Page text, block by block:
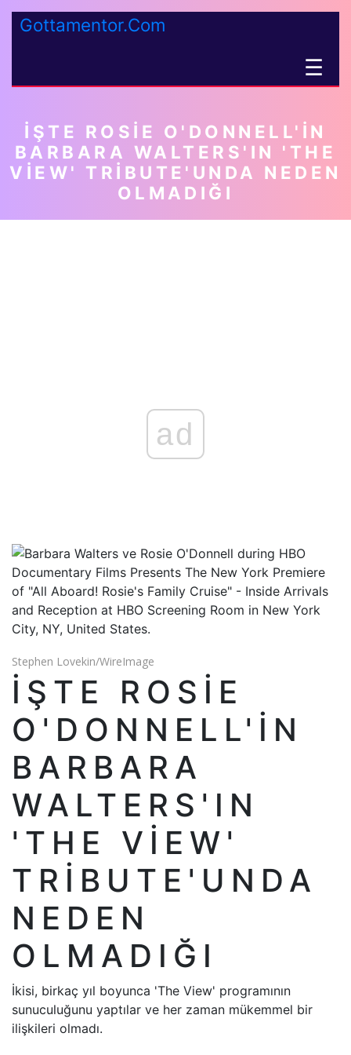
Gottamentor.Com
☰
İŞTE ROSIE O'DONNELL'IN
BARBARA WALTERS'IN 'THE
VIEW' TRIBUTE'UNDA NEDEN
OLMADIĞI
ad
Stephen Lovekin/WireImage
İŞTE ROSIE
O'DONNELL'IN
BARBARA
WALTERS'IN
'THE VIEW'
TRIBUTE'UNDA
NEDEN
OLMADIĞI
İkisi, birkaç yıl boyunca 'The View' programının
sunuculuğunu yaptılar ve her zaman mükemmel bir
ilişkileri olmadı.